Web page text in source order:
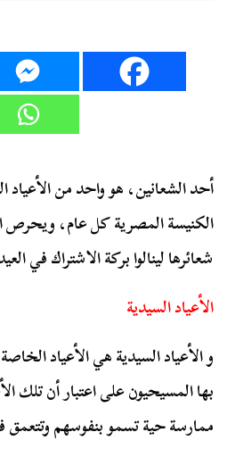
أحد الشعانين، هو واحد من الأعياد
الكنيسة المصرية كل عام، ويحرص
شعائرها لينالوا بركة الاشتراك في
الأعياد السيدية
و الأعياد السيدية هي الأعياد
بها المسيحيون على اعتبار أن تلك
ممارسة حية تسمو بنفوسهم وتتعمق